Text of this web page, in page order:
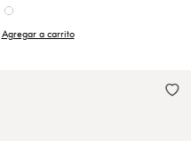
Agregar a carrito